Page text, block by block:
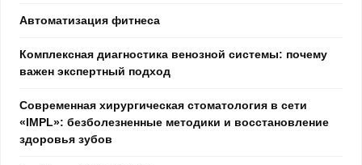
Автоматизация фитнеса
Комплексная диагностика венозной системы: почему
важен экспертный подход
Современная хирургическая стоматология в сети
«IMPL»: безболезненные методики и восстановление
здоровья зубов